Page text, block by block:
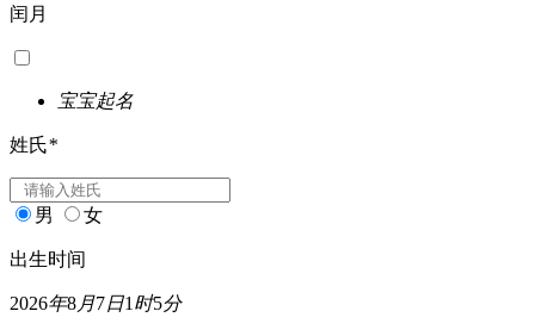
闰月
宝宝起名
姓氏*
男 女
出生时间
2026年8月7日1 时5分